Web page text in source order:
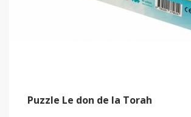
Puzzle Le don de la Torah